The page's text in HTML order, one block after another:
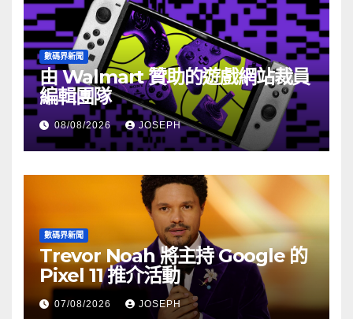
數碼界新聞
由 Walmart 贊助的遊戲網站裁員
編輯團隊
08/08/2026 JOSEPH
數碼界新聞
Trevor Noah 將主持 Google 的
Pixel 11 推介活動
07/08/2026 JOSEPH